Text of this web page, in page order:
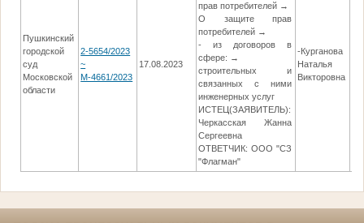
Пушкинский
городской
суд
Московской
области
2-5654/2023
~
М-4661/2023
17.08.2023
прав потребителей →
О защите прав
потребителей →
- из договоров в
сфере: →
строительных и
связанных с ними
инженерных услуг
ИСТЕЦ(ЗАЯВИТЕЛЬ):
Черкасская Жанна
Сергеевна
ОТВЕТЧИК: ООО "СЗ
"Флагман"
-Курганова
Наталья
Викторовна